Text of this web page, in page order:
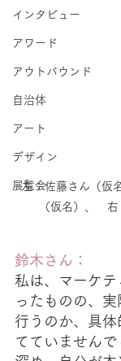
インタビュー
アワード
アウトバウンド
自治体
アート
デザイン
展覧会
左：佐藤さん（仮
（仮名）、　
鈴木さん：
私は、マーケテ
ったものの、
行うのか、具
てていません